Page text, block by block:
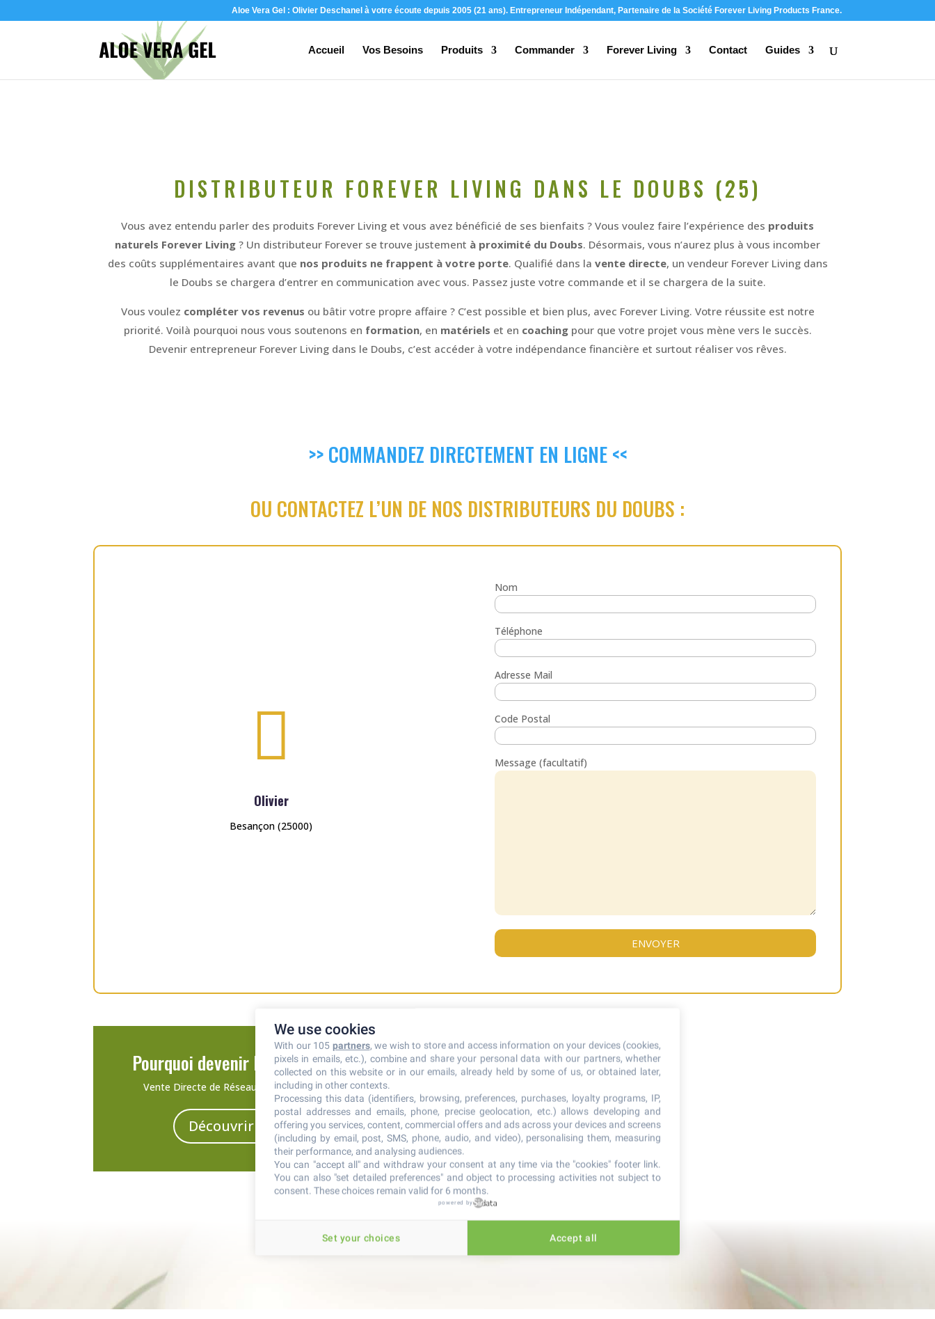
Aloe Vera Gel : Olivier Deschanel à votre écoute depuis 2005 (21 ans). Entrepreneur Indépendant, Partenaire de la Société Forever Living Products France.
Accueil Vos Besoins Produits Commander Forever Living Contact Guides
DISTRIBUTEUR FOREVER LIVING DANS LE DOUBS (25)
Vous avez entendu parler des produits Forever Living et vous avez bénéficié de ses bienfaits ? Vous voulez faire l’expérience des produits
naturels Forever Living ? Un distributeur Forever se trouve justement à proximité du Doubs. Désormais, vous n’aurez plus à vous incomber
des coûts supplémentaires avant que nos produits ne frappent à votre porte. Qualifié dans la vente directe, un vendeur Forever Living dans
le Doubs se chargera d’entrer en communication avec vous. Passez juste votre commande et il se chargera de la suite.
Vous voulez compléter vos revenus ou bâtir votre propre affaire ? C’est possible et bien plus, avec Forever Living. Votre réussite est notre
priorité. Voilà pourquoi nous vous soutenons en formation, en matériels et en coachingpour que votre projet vous mène vers le succès.
Devenir entrepreneur Forever Living dans le Doubs, c’est accéder à votre indépendance financière et surtout réaliser vos rêves.
>> COMMANDEZ DIRECTEMENT EN LIGNE <<
OU CONTACTEZ L’UN DE NOS DISTRIBUTEURS DU DOUBS :

Olivier
Besançon (25000)
Nom
Téléphone
Adresse Mail
Code Postal
Message (facultatif)
Pourquoi devenir Distributeur Forever ?
Vente Directe de Réseaux, Complément de Revenu etc.
Découvrir les conditions
We use cookies
With our 105 partners, we wish to store and access information on your devices (cookies,
pixels in emails, etc.), combine and share your personal data with our partners, whether
collected on this website or in our emails, already held by some of us, or obtained later,
including in other contexts.
Processing this data (identifiers, browsing, preferences, purchases, loyalty programs, IP,
postal addresses and emails, phone, precise geolocation, etc.) allows developing and
offering you services, content, commercial offers and ads across your devices and screens
(including by email, post, SMS, phone, audio, and video), personalising them, measuring
their performance, and analysing audiences.
You can "accept all" and withdraw your consent at any time via the "cookies" footer link.
You can also "set detailed preferences" and object to processing activities not subject to
consent. These choices remain valid for 6 months.
powered by
Set your choices Accept all